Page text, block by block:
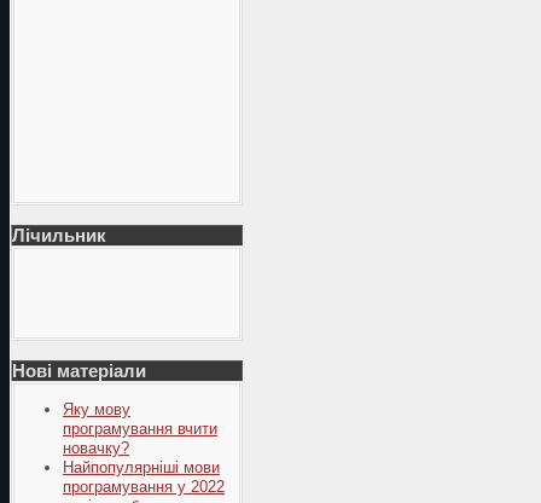
Лічильник
Нові матеріали
Яку мову
програмування вчити
новачку?
Найпопулярніші мови
програмування у 2022